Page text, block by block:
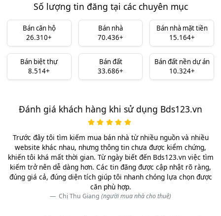
Số lượng tin đăng tại các chuyên mục
Bán căn hộ
26.310+
Bán nhà
70.436+
Bán nhà mặt tiền
15.164+
Bán biệt thự
8.514+
Bán đất
33.686+
Bán đất nền dự án
10.324+
Đánh giá khách hàng khi sử dụng Bds123.vn
Trước đây tôi tìm kiếm mua bán nhà từ nhiều nguồn và nhiều
website khác nhau, nhưng thông tin chưa được kiểm chứng,
khiến tôi khá mất thời gian. Từ ngày biết đến Bds123.vn việc tìm
kiếm trở nên dễ dàng hơn. Các tin đăng được cập nhật rõ ràng,
đúng giá cả, đúng diện tích giúp tôi nhanh chóng lựa chọn được
căn phù hợp.
Chị Thu Giang (người mua nhà cho thuê)